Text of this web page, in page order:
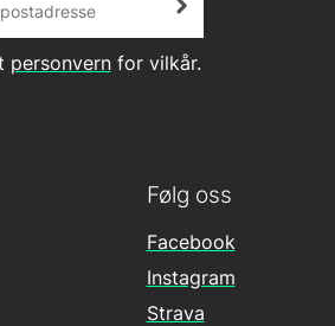
personvernfor vilkår.
Følg oss
Facebook
Instagram
Strava